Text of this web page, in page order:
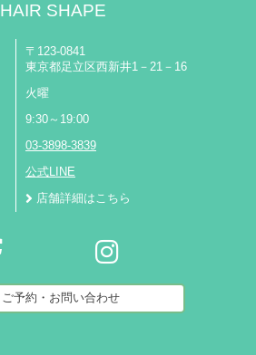
HAIR SHAPE
〒123-0841
東京都足立区西新井1－21－16
火曜
9:30～19:00
03-3898-3839
公式LINE
店舗詳細はこちら
ご予約・お問い合わせ